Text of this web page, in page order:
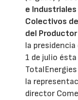
e Industriales
Colectivos
del
la
1 de julio
la
director